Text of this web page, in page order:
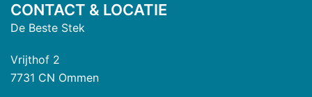
CONTACT & LOCATIE
De Beste Stek
Vrijthof 2
7731 CN Ommen